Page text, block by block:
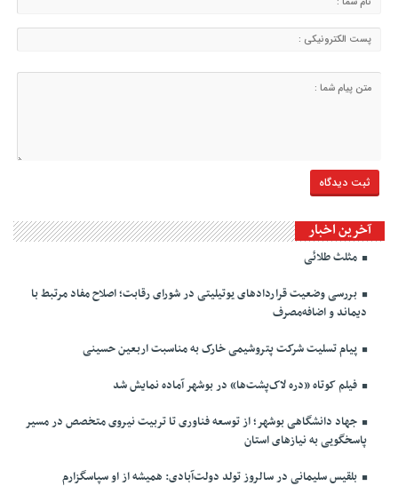
آخرین اخبار
مثلث طلائی
بررسی وضعیت قراردادهای یوتیلیتی در شورای رقابت؛ اصلاح مفاد مرتبط با
دیماند و اضافه‌مصرف
پیام تسلیت شرکت پتروشیمی خارک به مناسبت اربعین حسینی
فیلم کوتاه «دره لاک‌پشت‌ها» در بوشهر آماده نمایش شد
جهاد دانشگاهی بوشهر؛ از توسعه فناوری تا تربیت نیروی متخصص در مسیر
پاسخگویی به نیازهای استان
بلقیس سلیمانی در سالروز تولد دولت‌آبادی: همیشه از او سپاسگزارم